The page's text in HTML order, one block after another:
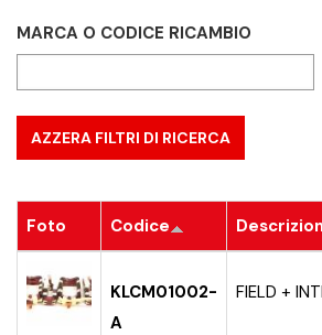
MARCA O CODICE RICAMBIO
Foto Codice
KLCM01002-
A
FIELD +